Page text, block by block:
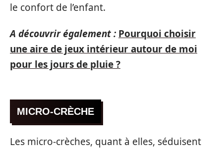
le confort de l’enfant.
A découvrir également : Pourquoi choisir
une aire de jeux intérieur autour de moi
pour les jours de pluie ?
MICRO-CRÈCHE
Les micro-crèches, quant à elles, séduisent